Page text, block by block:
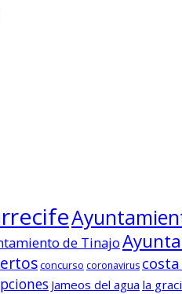
de Tinajo
concurso coronavirus
Jameos del agua la